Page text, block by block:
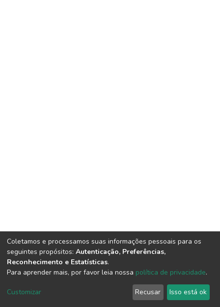
DSpace software copyright © 2002-2026LYRASIS
End User Agreement
Coletamos e processamos suas informações pessoais para os
seguintes propósitos: Autenticação, Preferências,
Reconhecimento e Estatísticas.
Para aprender mais, por favor leia nossa política de privacidade.
Customizar Recusar Isso está ok